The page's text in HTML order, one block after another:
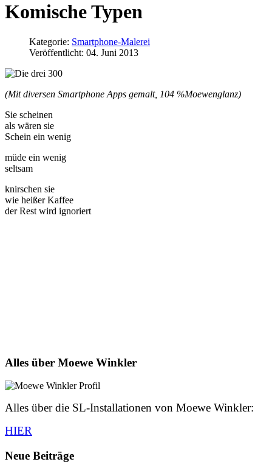
Komische Typen
Kategorie: Smartphone-Malerei
Veröffentlicht: 04. Juni 2013
(Mit diversen Smartphone Apps gemalt, 104 %Moewenglanz)
Sie scheinen
als wären sie
Schein ein wenig
müde ein wenig
seltsam
knirschen sie
wie heißer Kaffee
der Rest wird ignoriert
Alles über Moewe Winkler
Alles über die SL-Installationen von Moewe Winkler:
HIER
Neue Beiträge